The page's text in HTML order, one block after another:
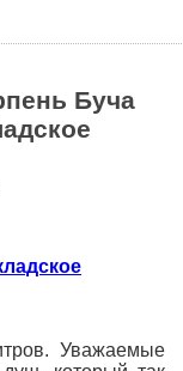
Буча
Уважаемые